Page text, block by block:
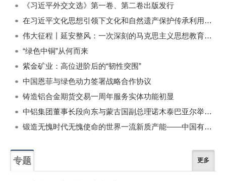
《习近平外交文选》第一卷、第二卷出版发行
在习近平文化思想引领下文化和自然遗产保护传承利用工作开创新局面
伟大征程丨延安整风：一次深刻的马克思主义思想教育运动
“绿色中铜”从何而来
紫金矿业：高位进阶后的“韧性突围”
中国恩菲与绿色动力签署战略合作协议
铸造铝合金期货交易一周年服务实体功能初显
中铝集团董事长段向东与蒙古国副总理诺木泰巴亚尔举行会谈
锻造无愧时代无愧使命的世界一流新质产能——中国有色金属工业的战略应对与破局之道（二）
专题 更多